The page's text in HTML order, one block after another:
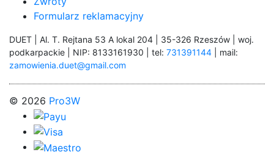
Formularz reklamacyjny
DUET | Al. T. Rejtana 53 A lokal 204 | 35-326 Rzeszów | woj.
podkarpackie | NIP: 8133161930 | tel: 731391144 | mail:
zamowienia.duet@gmail.com
© 2026 Pro3W